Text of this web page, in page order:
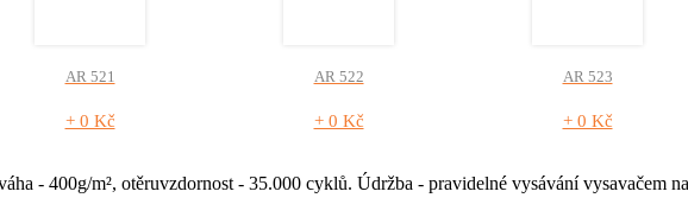
AR 521
+ 0 Kč
AR 522
+ 0 Kč
AR 523
+ 0 Kč
- 400g/m², otěruvzdornost - 35.000 cyklů. Údržba - pravidelné vysávání vysavačem